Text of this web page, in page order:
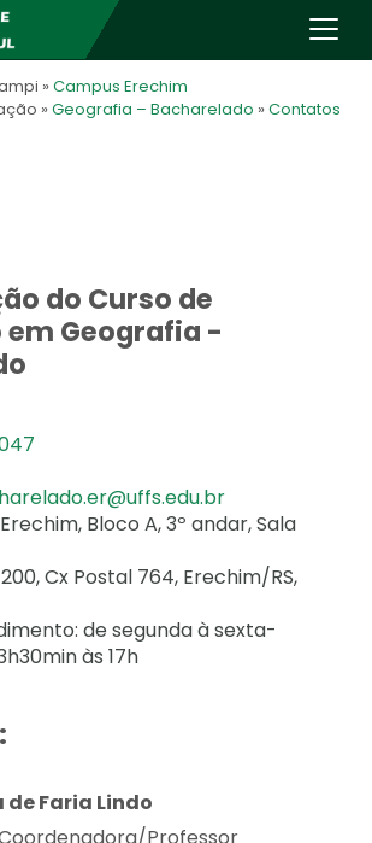
» Campus Erechim
» Geografia – Bacharelado » Contatos
do Curso de
Geografia -
Bloco A, 3º andar, Sala
200, Cx Postal 764, Erechim/RS,
de segunda à sexta-
às 17h
Faria Lindo